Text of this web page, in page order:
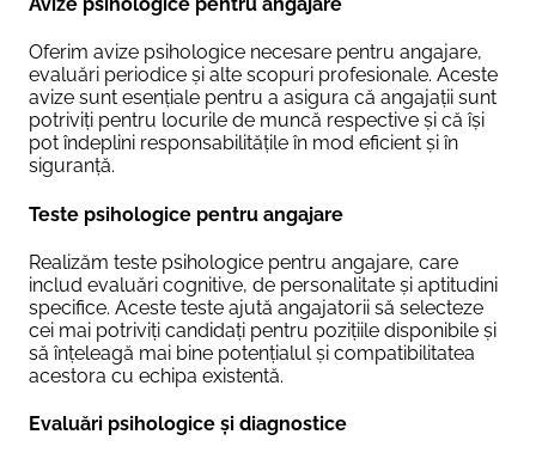
Oferim avize psihologice necesare pentru angajare,
evaluări periodice și alte scopuri profesionale. Aceste
avize sunt esențiale pentru a asigura că angajații sunt
potriviți pentru locurile de muncă respective și că își
pot îndeplini responsabilitățile în mod eficient și în
siguranță.
Teste psihologice pentru angajare
Realizăm teste psihologice pentru angajare, care
includ evaluări cognitive, de personalitate și aptitudini
specifice. Aceste teste ajută angajatorii să selecteze
cei mai potriviți candidați pentru pozițiile disponibile și
să înțeleagă mai bine potențialul și compatibilitatea
acestora cu echipa existentă.
Evaluări psihologice și diagnostice